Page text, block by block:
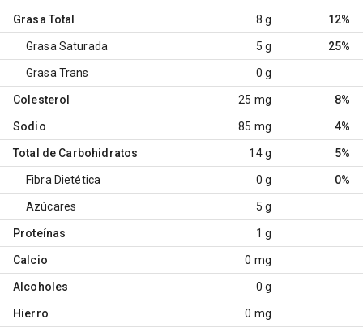
Grasa Total 8 g 12%
Grasa Saturada 5 g 25%
Grasa Trans 0 g
Colesterol 25 mg 8%
Sodio 85 mg 4%
Total de Carbohidratos 14 g 5%
Fibra Dietética 0 g 0%
Azúcares 5 g
Proteínas 1 g
Calcio 0 mg
Alcoholes 0 g
Hierro 0 mg